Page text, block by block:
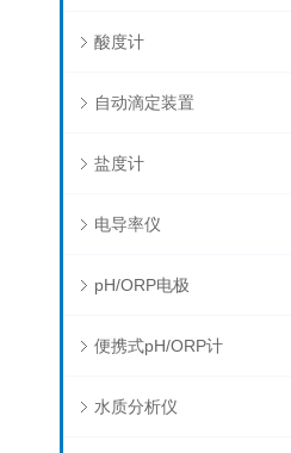
酸度计
自动滴定装置
盐度计
电导率仪
pH/ORP电极
便携式pH/ORP计
水质分析仪